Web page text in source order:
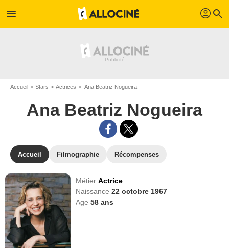
menu profil search
Accueil Stars Actrices Ana Beatriz Nogueira
Ana Beatriz Nogueira
Accueil Filmographie Récompenses
MétierActrice
Naissance22 octobre 1967
Age58 ans